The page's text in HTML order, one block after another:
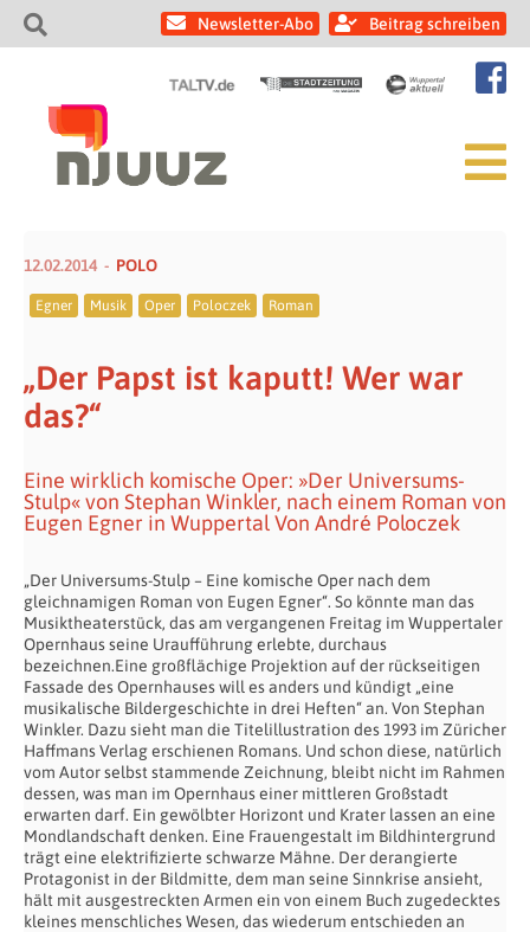
Newsletter-Abo Beitrag schreiben
12.02.2014 POLO
Egner Musik Oper Poloczek Roman
„Der Papst ist kaputt! Wer war
das?“
Eine wirklich komische Oper: »Der Universums-
Stulp« von Stephan Winkler, nach einem Roman von
Eugen Egner in Wuppertal Von André Poloczek
„Der Universums-Stulp – Eine komische Oper nach dem
gleichnamigen Roman von Eugen Egner“. So könnte man das
Musiktheaterstück, das am vergangenen Freitag im Wuppertaler
Opernhaus seine Uraufführung erlebte, durchaus
bezeichnen.Eine großflächige Projektion auf der rückseitigen
Fassade des Opernhauses will es anders und kündigt „eine
musikalische Bildergeschichte in drei Heften“ an. Von Stephan
Winkler. Dazu sieht man die Titelillustration des 1993 im Züricher
Haffmans Verlag erschienen Romans. Und schon diese, natürlich
vom Autor selbst stammende Zeichnung, bleibt nicht im Rahmen
dessen, was man im Opernhaus einer mittleren Großstadt
erwarten darf. Ein gewölbter Horizont und Krater lassen an eine
Mondlandschaft denken. Eine Frauengestalt im Bildhintergrund
trägt eine elektrifizierte schwarze Mähne. Der derangierte
Protagonist in der Bildmitte, dem man seine Sinnkrise ansieht,
hält mit ausgestreckten Armen ein von einem Buch zugedecktes
kleines menschliches Wesen, das wiederum entschieden an